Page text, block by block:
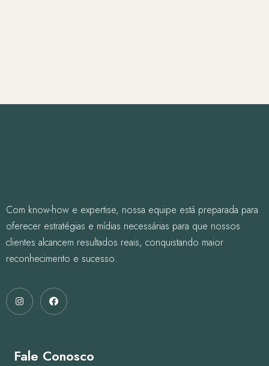
Com know-how e expertise, nossa equipe está preparada para
oferecer estratégias e mídias necessárias para que nossos
clientes alcancem resultados reais, conquistando maior
reconhecimento e sucesso.
Fale Conosco